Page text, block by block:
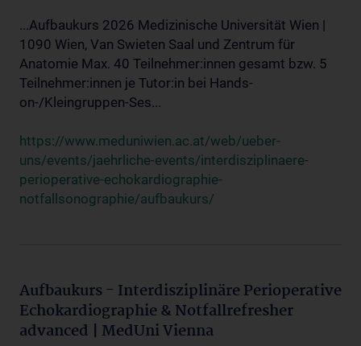
...Aufbaukurs 2026 Medizinische Universität Wien |
1090 Wien, Van Swieten Saal und Zentrum für
Anatomie Max. 40 Teilnehmer:innen gesamt bzw. 5
Teilnehmer:innen je Tutor:in bei Hands-
on-/Kleingruppen-Ses...
https://www.meduniwien.ac.at/web/ueber-
uns/events/jaehrliche-events/interdisziplinaere-
perioperative-echokardiographie-
notfallsonographie/aufbaukurs/
Aufbaukurs - Interdisziplinäre Perioperative
Echokardiographie & Notfallrefresher
advanced | MedUni Vienna